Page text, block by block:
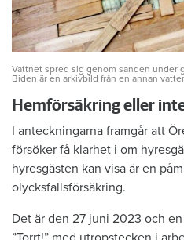
Vattnet spred sig genom sanden under
Biden är en arkivbild från en annan
Hemförsäkring eller
I anteckningarna framgår att
försöker få klarhet i om
hyresgästen kan visa är en
olycksfallsförsäkring.
Det är den 27 juni 2023 och